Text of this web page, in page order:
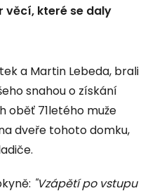
věcí, které se daly
a Martin Lebeda, brali
snahou o získání
oběť 71letého muže
dveře tohoto domku,
"Vzápětí po vstupu